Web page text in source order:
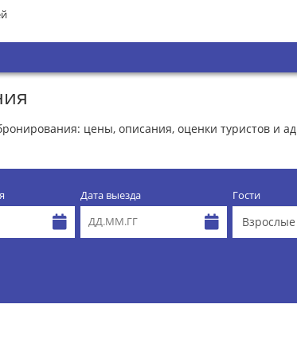
цены, описания, оценки туристов и
Дата выезда Гости
Взрослые